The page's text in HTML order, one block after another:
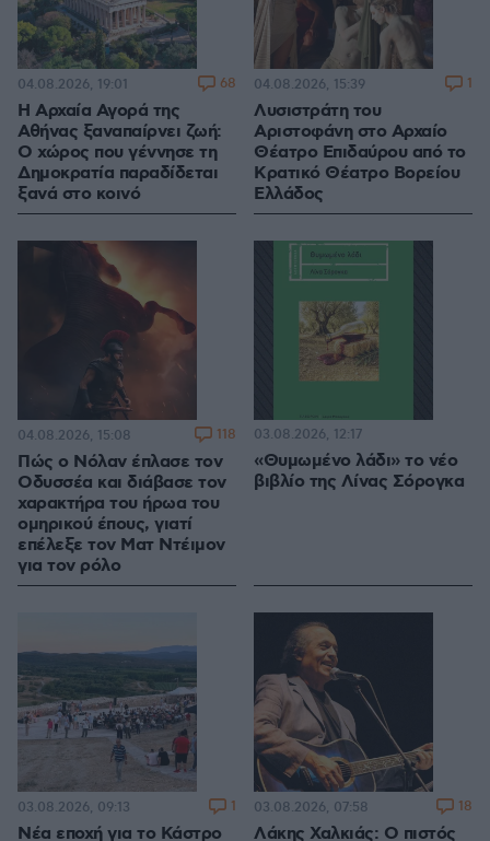
Η Αρχαία Αγορά της
Αθήνας ξαναπαίρνει ζωή:
Ο χώρος που γέννησε τη
Δημοκρατία παραδίδεται
ξανά στο κοινό
04.08.2026, 19:01 68
Λυσιστράτη του
Αριστοφάνη στο Αρχαίο
Θέατρο Επιδαύρου από το
Κρατικό Θέατρο Βορείου
Ελλάδος
04.08.2026, 15:39 1
Πώς ο Νόλαν έπλασε τον
Οδυσσέα και διάβασε τον
χαρακτήρα του ήρωα του
ομηρικού έπους, γιατί
επέλεξε τον Ματ Ντέιμον
για τον ρόλο
04.08.2026, 15:08 118
«Θυμωμένο λάδι» το νέο
βιβλίο της Λίνας Σόρογκα
03.08.2026, 12:17
Νέα εποχή για το Κάστρο
03.08.2026, 09:13 1
Λάκης Χαλκιάς: Ο πιστός
03.08.2026, 07:58 18